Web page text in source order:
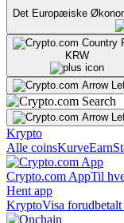
Det Europæiske
KRW
Krypto
Alle coinsKurveEarn
Crypto.com AppTil
Hent app
KryptoVisa